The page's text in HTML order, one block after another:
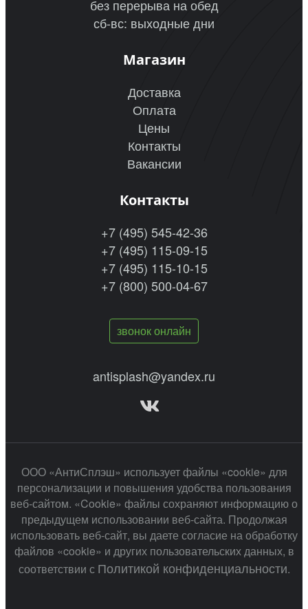
без перерыва на обед
сб-вс: выходные дни
Магазин
Доставка
Оплата
Цены
Контакты
Вакансии
Контакты
+7 (495) 545-42-36
+7 (495) 115-09-15
+7 (495) 115-10-15
+7 (800) 500-04-67
звонок онлайн
antisplash@yandex.ru
ООО «АнтиСплэш» использует файлы «cookie» для
персонализации и повышения удобства пользования
веб-сайтом. «Cookie» файлы сохраняют информацию о
предыдущем использовании веб-сайта. Продолжая
использовать веб-сайт, вы даете согласие на обработку
файлов «cookie» и других пользовательских данных, в
соответствии с Политикой конфиденциальности.